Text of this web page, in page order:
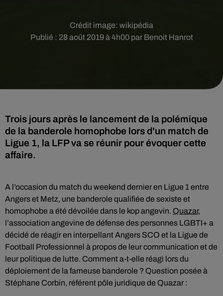
Publié : 28 août 2019 à 4h00 par Benoit Hanrot
Crédit image: wikipédia
Trois jours après le lancement de la polémique
de la banderole homophobe lors d'un match de
Ligue 1, la LFP va se réunir pour évoquer cette
affaire.
A l’occasion du match du weekend dernier en Ligue 1 entre
Angers et Metz, une banderole qualifiée de sexiste et
homophobe a été dévoilée dans le kop angevin. Quazar,
l’association angevine de défense des personnes LGBTI+ a
décidé de réagir en interpellant Angers SCO et la Ligue de
Football Professionnel à propos de leur communication et de
leur politique de lutte. Comment a-t-elle réagi lors du
déploiement de la fameuse banderole ? Question posée à
Stéphane Corbin, référent pôle juridique de Quazar :